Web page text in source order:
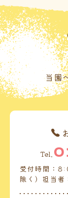
当園
Tel.
受付時間：
除く）担当者